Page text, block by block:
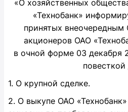
«О хозяйственных
«Технобанк»
принятых
акционеров ОАО
в очной форме 03 декабря
повесткой
1. О крупной сделке.
2. О выкупе ОАО